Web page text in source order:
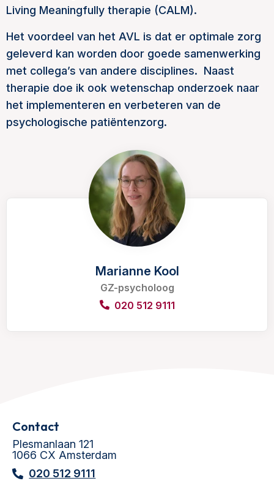
Living Meaningfully therapie (CALM).
Het voordeel van het AVL is dat er optimale zorg
geleverd kan worden door goede samenwerking
met collega’s van andere disciplines. Naast
therapie doe ik ook wetenschap onderzoek naar
het implementeren en verbeteren van de
psychologische patiëntenzorg.
Marianne Kool
GZ-psycholoog
020 512 9111
Contact
Plesmanlaan 121
1066 CX Amsterdam
020 512 9111